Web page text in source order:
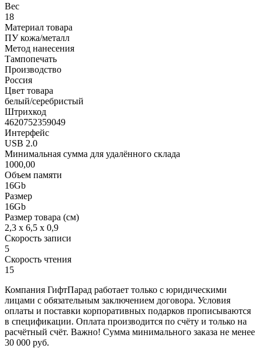
Вес
18
Материал товара
ПУ кожа/металл
Метод нанесения
Тампопечать
Производство
Россия
Цвет товара
белый/серебристый
Штрихкод
4620752359049
Интерфейс
USB 2.0
Минимальная сумма для удалённого склада
1000,00
Объем памяти
16Gb
Размер
16Gb
Размер товара (см)
2,3 х 6,5 х 0,9
Скорость записи
5
Скорость чтения
15
Компания ГифтПарад работает только с юридическими
лицами с обязательным заключением договора. Условия
оплаты и поставки корпоративных подарков прописываются
в спецификации. Оплата производится по счёту и только на
расчётный счёт. Важно! Сумма минимального заказа не менее
30 000 руб.